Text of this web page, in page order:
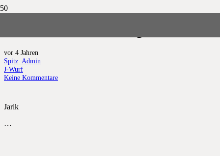
vor 4 Jahren
Spitz_Admin
J-Wurf
Keine Kommentare
Jarik
…